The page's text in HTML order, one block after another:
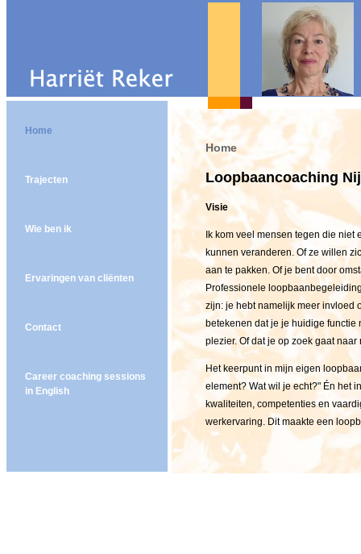
Home
Trajecten
Wie ben ik
Ervaringen van cliënten
Contact
Career coaching sessions
in English
Home
Loopbaancoaching
Visie
Ik kom veel mensen tegen die
kunnen veranderen. Of ze willen
aan te pakken. Of je bent door
Professionele
zijn: je hebt namelijk meer invloed
betekenen dat je je huidige
plezier. Of dat je op zoek gaat
Het keerpunt in mijn eigen
element? Wat wil je echt?" Én het
kwaliteiten, competenties en
werkervaring. Dit maakte een
daarmee ook professionele groei.